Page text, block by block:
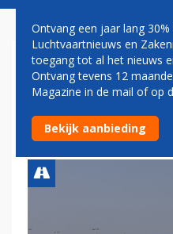
SCHIPHOL
DAT
LUCHT FILTERT
Ontvang een jaar lang
Luchtvaartnieuws en
toegang tot al het nieuws
Ontvang tevens 12
Magazine in de mail of op
Bekijk aanbieding